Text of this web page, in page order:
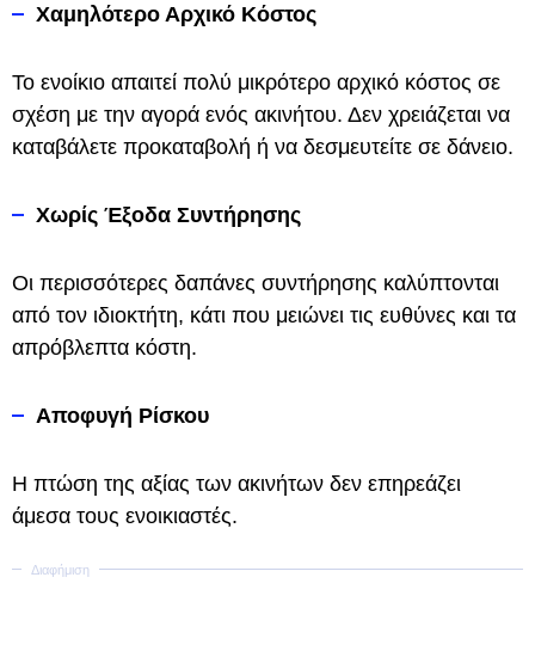
Χαμηλότερο Αρχικό Κόστος
Το ενοίκιο απαιτεί πολύ μικρότερο αρχικό κόστος σε
σχέση με την αγορά ενός ακινήτου. Δεν χρειάζεται να
καταβάλετε προκαταβολή ή να δεσμευτείτε σε δάνειο.
Χωρίς Έξοδα Συντήρησης
Οι περισσότερες δαπάνες συντήρησης καλύπτονται
από τον ιδιοκτήτη, κάτι που μειώνει τις ευθύνες και τα
απρόβλεπτα κόστη.
Αποφυγή Ρίσκου
Η πτώση της αξίας των ακινήτων δεν επηρεάζει
άμεσα τους ενοικιαστές.